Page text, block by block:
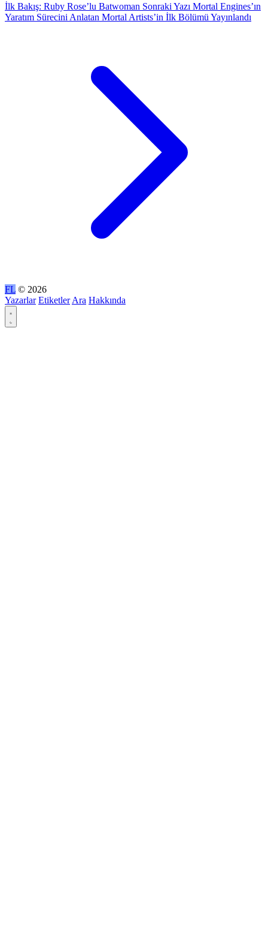
İlk Bakış: Ruby Rose’lu Batwoman Sonraki Yazı Mortal Engines’ın
Yaratım Sürecini Anlatan Mortal Artists’in İlk Bölümü Yayınlandı
FL © 2026
Yazarlar Etiketler Ara Hakkında